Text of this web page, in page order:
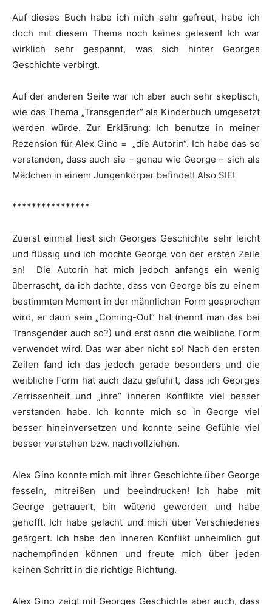
Auf dieses Buch habe ich mich sehr gefreut, habe ich
doch mit diesem Thema noch keines gelesen! Ich war
wirklich sehr gespannt, was sich hinter Georges
Geschichte verbirgt.
Auf der anderen Seite war ich aber auch sehr skeptisch,
wie das Thema „Transgender“ als Kinderbuch umgesetzt
werden würde. Zur Erklärung: Ich benutze in meiner
Rezension für Alex Gino = „die Autorin“. Ich habe das so
verstanden, dass auch sie – genau wie George – sich als
Mädchen in einem Jungenkörper befindet! Also SIE!
****************
Zuerst einmal liest sich Georges Geschichte sehr leicht
und flüssig und ich mochte George von der ersten Zeile
an! Die Autorin hat mich jedoch anfangs ein wenig
überrascht, da ich dachte, dass von George bis zu einem
bestimmten Moment in der männlichen Form gesprochen
wird, er dann sein „Coming-Out“ hat (nennt man das bei
Transgender auch so?) und erst dann die weibliche Form
verwendet wird. Das war aber nicht so! Nach den ersten
Zeilen fand ich das jedoch gerade besonders und die
weibliche Form hat auch dazu geführt, dass ich Georges
Zerrissenheit und „ihre“ inneren Konflikte viel besser
verstanden habe. Ich konnte mich so in George viel
besser hineinversetzen und konnte seine Gefühle viel
besser verstehen bzw. nachvollziehen.
Alex Gino konnte mich mit ihrer Geschichte über George
fesseln, mitreißen und beeindrucken! Ich habe mit
George getrauert, bin wütend geworden und habe
gehofft. Ich habe gelacht und mich über Verschiedenes
geärgert. Ich habe den inneren Konflikt unheimlich gut
nachempfinden können und freute mich über jeden
keinen Schritt in die richtige Richtung.
Alex Gino zeigt mit Georges Geschichte aber auch, dass